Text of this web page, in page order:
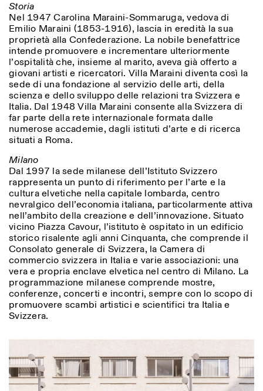
Domenica chiuso
Designed by Dallas
Storia
Nel 1947 Carolina Maraini-Sommaruga, vedova di
Emilio Maraini (1853-1916), lascia in eredità la sua
proprietà alla Confederazione. La nobile benefattrice
intende promuovere e incrementare ulteriormente
l’ospitalità che, insieme al marito, aveva già offerto a
giovani artisti e ricercatori. Villa Maraini diventa così la
sede di una fondazione al servizio delle arti, della
scienza e dello sviluppo delle relazioni tra Svizzera e
Italia. Dal 1948 Villa Maraini consente alla Svizzera di
far parte della rete internazionale formata dalle
numerose accademie, dagli istituti d’arte e di ricerca
situati a Roma.
Milano
Dal 1997 la sede milanese dell’Istituto Svizzero
rappresenta un punto di riferimento per l’arte e la
cultura elvetiche nella capitale lombarda, centro
nevralgico dell’economia italiana, particolarmente attiva
nell’ambito della creazione e dell’innovazione. Situato
vicino Piazza Cavour, l’istituto è ospitato in un edificio
storico risalente agli anni Cinquanta, che comprende il
Consolato generale di Svizzera, la Camera di
commercio svizzera in Italia e varie associazioni: una
vera e propria enclave elvetica nel centro di Milano. La
programmazione milanese comprende mostre,
conferenze, concerti e incontri, sempre con lo scopo di
promuovere scambi artistici e scientifici tra Italia e
Svizzera.